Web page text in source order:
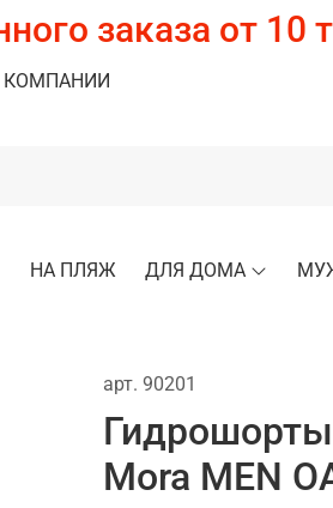
заказа от 10
КОМПАНИИ
НА ПЛЯЖ ДЛЯ ДОМА
арт. 90201
Mora MEN